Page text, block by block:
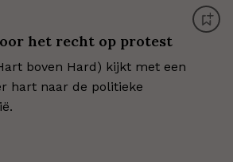
het recht op protest
boven Hard) kijkt met een
hart naar de politieke